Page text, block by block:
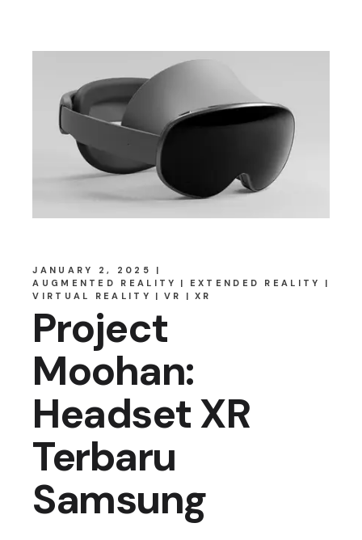
JANUARY 2, 2025
AUGMENTED REALITY
EXTENDED REALITY
VIRTUAL REALITY
VR XR
Project
Moohan:
Headset XR
Terbaru
Samsung